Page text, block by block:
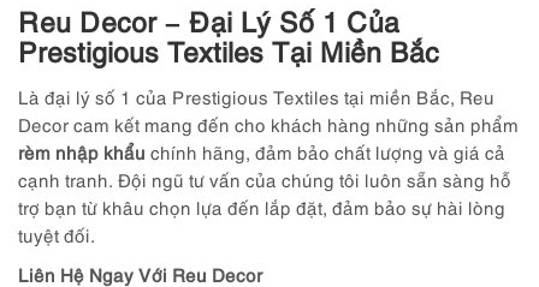
Reu Decor – Đại Lý Số 1 Của
Prestigious Textiles Tại Miền Bắc
Là đại lý số 1 của Prestigious Textiles tại miền Bắc, Reu
Decor cam kết mang đến cho khách hàng những sản phẩm
rèm nhập khẩu chính hãng, đảm bảo chất lượng và giá cả
cạnh tranh. Đội ngũ tư vấn của chúng tôi luôn sẵn sàng hỗ
trợ bạn từ khâu chọn lựa đến lắp đặt, đảm bảo sự hài lòng
tuyệt đối.
Liên Hệ Ngay Với Reu Decor